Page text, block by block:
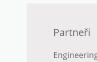
Partneři